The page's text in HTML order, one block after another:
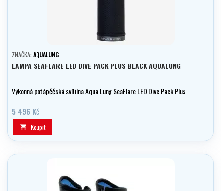
ZNAČKA: AQUALUNG
LAMPA SEAFLARE LED DIVE PACK PLUS BLACK AQUALUNG
Výkonná potápěčská svítilna Aqua Lung SeaFlare LED Dive Pack Plus
5 496 Kč
 Koupit